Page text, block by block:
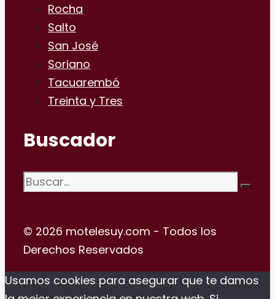
Rocha
Salto
San José
Soriano
Tacuarembó
Treinta y Tres
Buscador
Buscar:
© 2026 motelesuy.com - Todos los
Derechos Reservados
Usamos cookies para asegurar que te damos